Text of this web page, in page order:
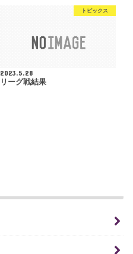
トピックス
2023.5.28
リーグ戦結果